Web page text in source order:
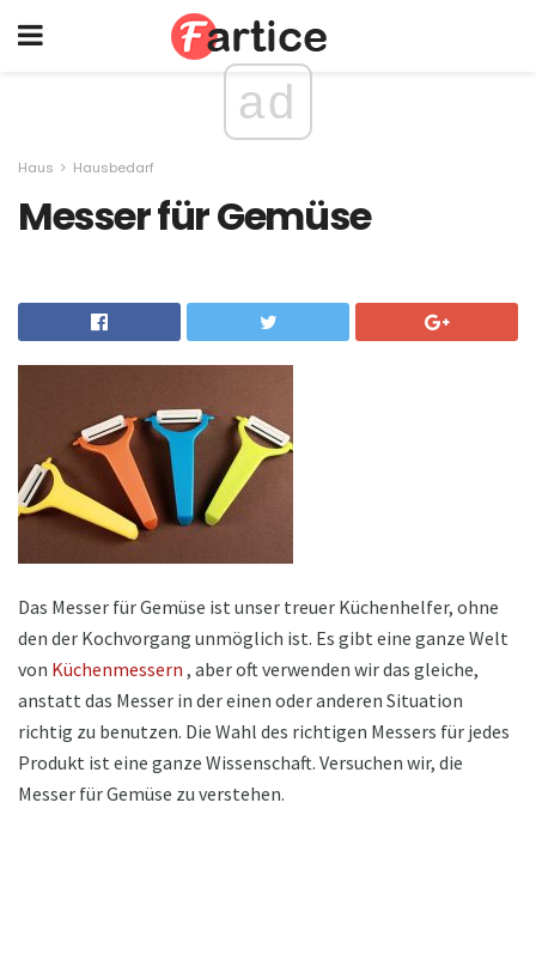
ad
Haus Hausbedarf
Messer für Gemüse
Das Messer für Gemüse ist unser treuer Küchenhelfer, ohne
den der Kochvorgang unmöglich ist. Es gibt eine ganze Welt
von Küchenmessern , aber oft verwenden wir das gleiche,
anstatt das Messer in der einen oder anderen Situation
richtig zu benutzen. Die Wahl des richtigen Messers für jedes
Produkt ist eine ganze Wissenschaft. Versuchen wir, die
Messer für Gemüse zu verstehen.